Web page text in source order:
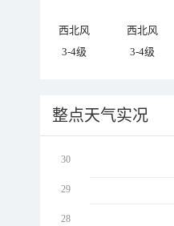
西北风 西北风
3-4级
3-4级
整点天气实况
30
29
28